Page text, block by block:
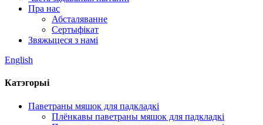
Пра нас
Абсталяванне
Сертыфікат
Звяжыцеся з намі
English
Катэгорыі
Паветраны мяшок для падкладкі
Плёнкавы паветраны мяшок для падкладкі